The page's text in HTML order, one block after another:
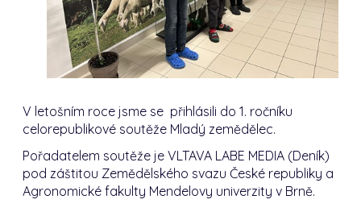
V letošním roce jsme se přihlásili do1. ročníku
celorepublikové soutěže Mladý zemědělec.
Pořadatelem soutěže je VLTAVA LABE MEDIA (Deník)
pod záštitou Zemědělského svazu České republiky a
Agronomické fakulty Mendelovy univerzity v Brně.